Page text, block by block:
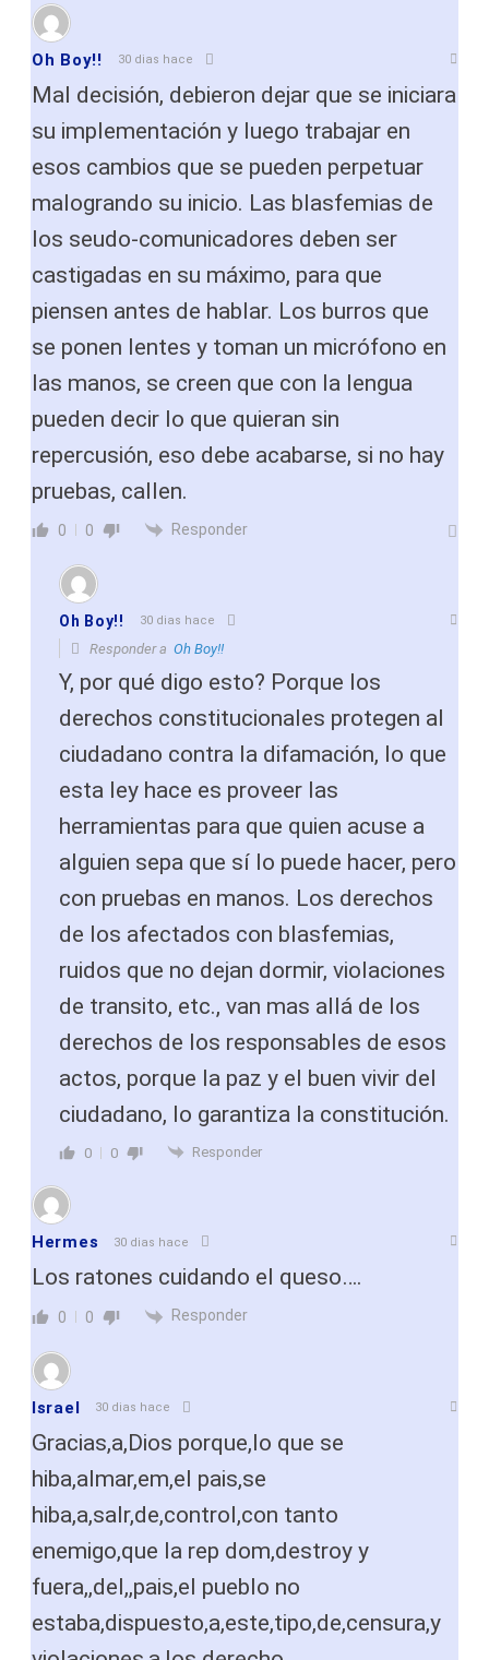
Oh Boy!! 30 dias hace
Mal decisión, debieron dejar que se iniciara
su implementación y luego trabajar en
esos cambios que se pueden perpetuar
malogrando su inicio. Las blasfemias de
los seudo-comunicadores deben ser
castigadas en su máximo, para que
piensen antes de hablar. Los burros que
se ponen lentes y toman un micrófono en
las manos, se creen que con la lengua
pueden decir lo que quieran sin
repercusión, eso debe acabarse, si no hay
pruebas, callen.
0 0 Responder
Oh Boy!! 30 dias hace
Responder a Oh Boy!!
Y, por qué digo esto? Porque los
derechos constitucionales protegen al
ciudadano contra la difamación, lo que
esta ley hace es proveer las
herramientas para que quien acuse a
alguien sepa que sí lo puede hacer, pero
con pruebas en manos. Los derechos
de los afectados con blasfemias,
ruidos que no dejan dormir, violaciones
de transito, etc., van mas allá de los
derechos de los responsables de esos
actos, porque la paz y el buen vivir del
ciudadano, lo garantiza la constitución.
0 0 Responder
Hermes 30 dias hace
Los ratones cuidando el queso….
0 0 Responder
Israel 30 dias hace
Gracias,a,Dios porque,lo que se
hiba,almar,em,el pais,se
hiba,a,salr,de,control,con tanto
enemigo,que la rep dom,destroy y
fuera,,del,,pais,el pueblo no
estaba,dispuesto,a,este,tipo,de,censura,y